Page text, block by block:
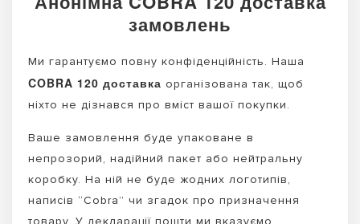
замовлень
Ми гарантуємо повну конфіденційність. Наша
COBRA 120 доставка організована так, щоб
ніхто не дізнався про вміст вашої покупки.
Ваше замовлення буде упаковане в
непрозорий, надійний пакет або нейтральну
коробку. На ній не буде жодних логотипів,
написів “Cobra” чи згадок про призначення
товару. У декларації пошти ми вказуємо